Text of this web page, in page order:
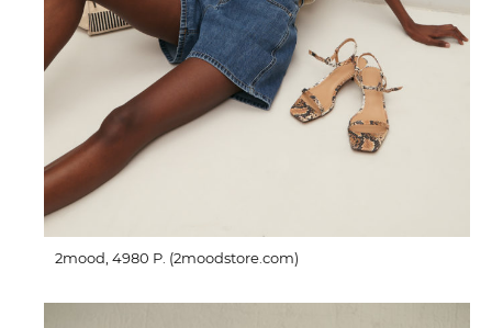
2mood, 4980 P. (2moodstore.com)